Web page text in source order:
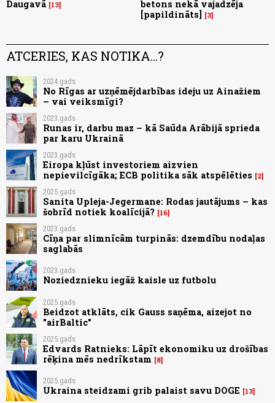
Daugavā 13
betons nekā vajadzēja
[papildināts]
3
ATCERIES, KAS NOTIKA...?
2024.gads
No Rīgas ar uzņēmējdarbības ideju uz Ainažiem
– vai veiksmīgi?
2023.gads
Runas ir, darbu maz – kā Saūda Arābijā sprieda
par karu Ukrainā
2023.gads
Eiropa kļūst investoriem aizvien
nepievilcīgāka; ECB politika sāk atspēlēties
2
2025.gads
Sanita Upleja-Jegermane: Rodas jautājums – kas
šobrīd notiek koalīcijā?
16
2023.gads
Cīņa par slimnīcām turpinās: dzemdību nodaļas
saglabās
2023.gads
Noziedznieku iegāž kaisle uz futbolu
2025.gads
Beidzot atklāts, cik Gauss saņēma, aizejot no
"airBaltic"
2025.gads
Edvards Ratnieks: Lāpīt ekonomiku uz drošības
rēķina mēs nedrīkstam
8
2025.gads
Ukraina steidzami grib palaist savu DOGE 13